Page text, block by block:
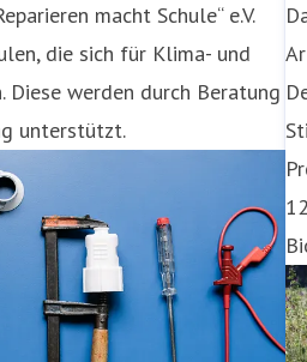
macht Schule“ e.V.
die sich für Klima- und
Diese werden durch Beratung
unterstützt.